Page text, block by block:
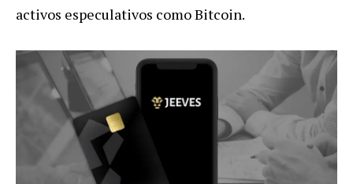
activos especulativos como Bitcoin.